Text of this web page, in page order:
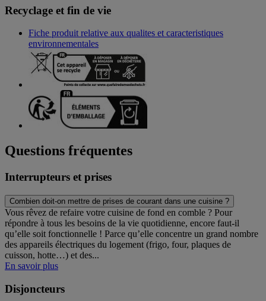
Recyclage et fin de vie
Fiche produit relative aux qualites et caracteristiques
environnementales
Questions fréquentes
Interrupteurs et prises
Combien doit-on mettre de prises de courant dans une cuisine ?
Vous rêvez de refaire votre cuisine de fond en comble ? Pour
répondre à tous les besoins de la vie quotidienne, encore faut-il
qu’elle soit fonctionnelle ! Parce qu’elle concentre un grand nombre
des appareils électriques du logement (frigo, four, plaques de
cuisson, hotte…) et des...
En savoir plus
Disjoncteurs